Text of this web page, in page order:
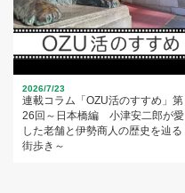
2026/7/23
連載コラム「OZU活のすすめ」第
26回～日本橋編 小津安二郎が愛
した老舗と伊勢商人の歴史を辿る
街歩き～